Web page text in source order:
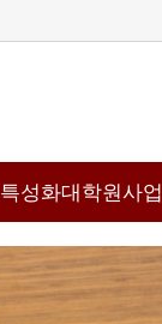
특성화대학원사업